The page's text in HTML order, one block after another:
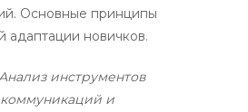
Основные принципы
адаптации новичков.
инструментов
и